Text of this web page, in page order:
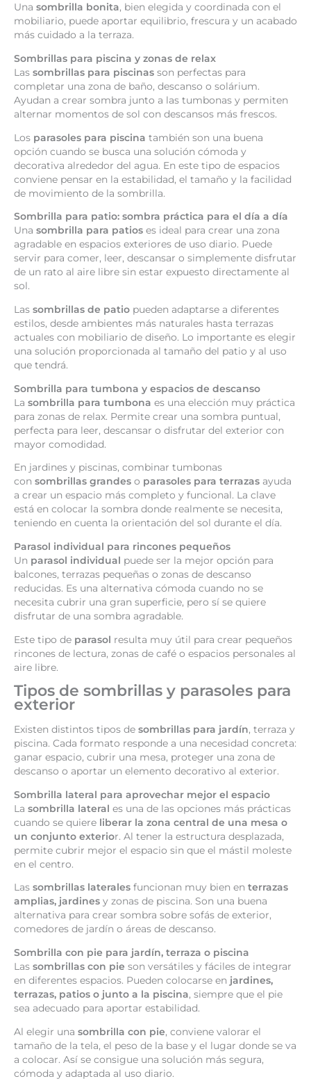
Una sombrilla bonita, bien elegida y coordinada con el
mobiliario, puede aportar equilibrio, frescura y un acabado
más cuidado a la terraza.
Sombrillas para piscina y zonas de relax
Las sombrillas para piscinas son perfectas para
completar una zona de baño, descanso o solárium.
Ayudan a crear sombra junto a las tumbonas y permiten
alternar momentos de sol con descansos más frescos.
Los parasoles para piscina también son una buena
opción cuando se busca una solución cómoda y
decorativa alrededor del agua. En este tipo de espacios
conviene pensar en la estabilidad, el tamaño y la facilidad
de movimiento de la sombrilla.
Sombrilla para patio: sombra práctica para el día a día
Una sombrilla para patios es ideal para crear una zona
agradable en espacios exteriores de uso diario. Puede
servir para comer, leer, descansar o simplemente disfrutar
de un rato al aire libre sin estar expuesto directamente al
sol.
Las sombrillas de patio pueden adaptarse a diferentes
estilos, desde ambientes más naturales hasta terrazas
actuales con mobiliario de diseño. Lo importante es elegir
una solución proporcionada al tamaño del patio y al uso
que tendrá.
Sombrilla para tumbona y espacios de descanso
La sombrilla para tumbona es una elección muy práctica
para zonas de relax. Permite crear una sombra puntual,
perfecta para leer, descansar o disfrutar del exterior con
mayor comodidad.
En jardines y piscinas, combinar tumbonas
con sombrillas grandes o parasoles para terrazas ayuda
a crear un espacio más completo y funcional. La clave
está en colocar la sombra donde realmente se necesita,
teniendo en cuenta la orientación del sol durante el día.
Parasol individual para rincones pequeños
Un parasol individual puede ser la mejor opción para
balcones, terrazas pequeñas o zonas de descanso
reducidas. Es una alternativa cómoda cuando no se
necesita cubrir una gran superficie, pero sí se quiere
disfrutar de una sombra agradable.
Este tipo de parasol resulta muy útil para crear pequeños
rincones de lectura, zonas de café o espacios personales al
aire libre.
Tipos de sombrillas y parasoles para
exterior
Existen distintos tipos de sombrillas para jardín, terraza y
piscina. Cada formato responde a una necesidad concreta:
ganar espacio, cubrir una mesa, proteger una zona de
descanso o aportar un elemento decorativo al exterior.
Sombrilla lateral para aprovechar mejor el espacio
La sombrilla lateral es una de las opciones más prácticas
cuando se quiere liberar la zona central de una mesa o
un conjunto exterior. Al tener la estructura desplazada,
permite cubrir mejor el espacio sin que el mástil moleste
en el centro.
Las sombrillas laterales funcionan muy bien en terrazas
amplias, jardines y zonas de piscina. Son una buena
alternativa para crear sombra sobre sofás de exterior,
comedores de jardín o áreas de descanso.
Sombrilla con pie para jardín, terraza o piscina
Las sombrillas con pie son versátiles y fáciles de integrar
en diferentes espacios. Pueden colocarse en jardines,
terrazas, patios o junto a la piscina, siempre que el pie
sea adecuado para aportar estabilidad.
Al elegir una sombrilla con pie, conviene valorar el
tamaño de la tela, el peso de la base y el lugar donde se va
a colocar. Así se consigue una solución más segura,
cómoda y adaptada al uso diario.